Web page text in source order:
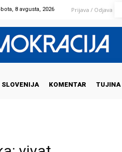
8 avgusta, 2026 Prijava / Odjava
SLOVENIJA KOMENTAR TUJINA